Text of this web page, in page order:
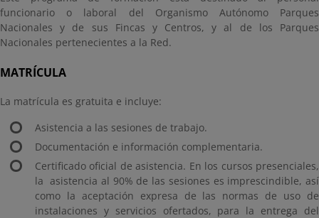
funcionario o laboral del Organismo Autónomo Parques
Nacionales y de sus Fincas y Centros, y al de los Parques
Nacionales pertenecientes a la Red.
MATRÍCULA
La matrícula es gratuita e incluye:
Asistencia a las sesiones de trabajo.
Documentación e información complementaria.
Certificado oficial de asistencia. En los cursos presenciales,
la asistencia al 90% de las sesiones es imprescindible, así
como la aceptación expresa de las normas de uso de
instalaciones y servicios ofertados, para la entrega del